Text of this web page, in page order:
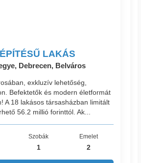
LAKÁS
Debrecen, Belváros
exkluzív lehetőség,
Befektetők és modern életformát
A 18 lakásos társasházban limitált
56.2 millió forinttól. Ak...
Szobák
1
Emelet
2